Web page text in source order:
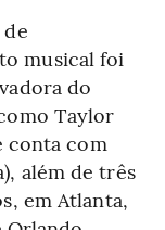
musical foi
do
Taylor
conta com
além de três
em Atlanta,